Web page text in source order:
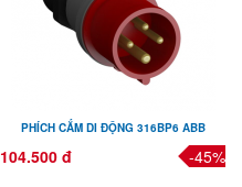
PHÍCH CẮM DI ĐỘNG 316BP6 ABB
104.500 đ -45%